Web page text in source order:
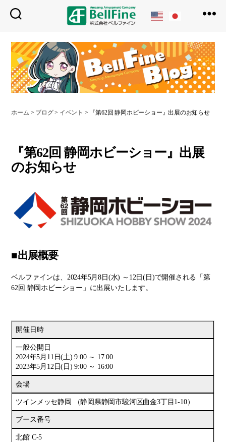
ァ
イ
ン
ホーム > ブログ> イベント > 『第62回 静岡ホビーショー』出展のお知らせ
『第62回 静岡ホビーショー』出展
のお知らせ
■出展概要
ベルファインは、2024年5月8日(水) ～12日(日)で開催される「第
62回 静岡ホビーショー」に出展いたします。
開催日時
一般公開日
2024年5月11日(土) 9:00 ～ 17:00
2023年5月12日(日) 9:00 ～ 16:00
会場
ツインメッセ静岡 （静岡県静岡市駿河区曲金3丁目1-10）
ブース番号
北館 C-5